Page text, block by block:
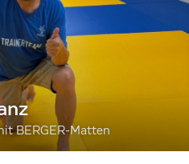
BERGER-Matten